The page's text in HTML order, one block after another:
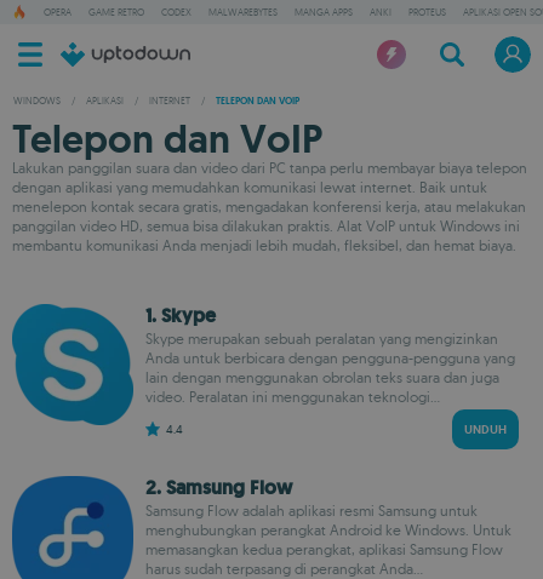
OPERA GAME RETRO CODEX MALWAREBYTES MANGA APPS ANKI PROTEUS APLIKASI OPEN
WINDOWS / APLIKASI / INTERNET / TELEPON DAN VOIP
Telepon dan VoIP
Lakukan panggilan suara dan video dari PC tanpa perlu membayar biaya telepon
dengan aplikasi yang memudahkan komunikasi lewat internet. Baik untuk
menelepon kontak secara gratis, mengadakan konferensi kerja, atau melakukan
panggilan video HD, semua bisa dilakukan praktis. Alat VoIP untuk Windows ini
membantu komunikasi Anda menjadi lebih mudah, fleksibel, dan hemat biaya.
1. Skype
Skype merupakan sebuah peralatan yang mengizinkan
Anda untuk berbicara dengan pengguna-pengguna yang
lain dengan menggunakan obrolan teks suara dan juga
video. Peralatan ini menggunakan teknologi...
4.4 UNDUH
2. Samsung Flow
Samsung Flow adalah aplikasi resmi Samsung untuk
menghubungkan perangkat Android ke Windows. Untuk
memasangkan kedua perangkat, aplikasi Samsung Flow
harus sudah terpasang di perangkat Anda...